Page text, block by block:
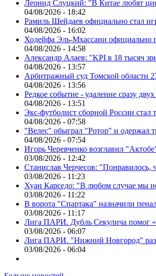
Леонид Слуцкий: "В Китае любят
04/08/2026 - 18:42
Рамиль Шейдаев официально стал
04/08/2026 - 16:02
Ходейфа Эль-Мхассани официально
04/08/2026 - 14:58
Александр Алаев: "KPI в 18 тысяч
04/08/2026 - 13:57
Арбитражный суд Томской области
04/08/2026 - 13:56
Редкое событие - удаление сразу
04/08/2026 - 13:51
Экс-футболист сборной России стал
04/08/2026 - 07:58
"Велес" обыграл "Ротор" и одержал
04/08/2026 - 07:54
Игорь Черевченко возглавил
03/08/2026 - 12:42
Станислав Черчесов: "Понравилось,
03/08/2026 - 11:23
Хуан Карседо: "В любом случае мы
03/08/2026 - 11:22
В ворота "Спартака" назначили
03/08/2026 - 11:17
Лига ПАРИ. Дубль Секулича помог
03/08/2026 - 06:07
Лига ПАРИ. "Нижний Новгород"
03/08/2026 - 06:04